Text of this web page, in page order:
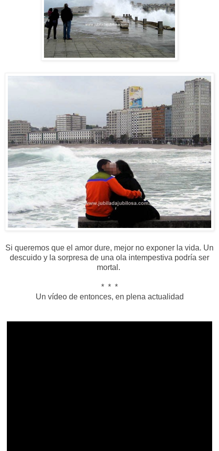
Si queremos que el amor dure, mejor no exponer la vida. Un
descuido y la sorpresa de una ola intempestiva podría ser
mortal.
* * *
Un vídeo de entonces, en plena actualidad